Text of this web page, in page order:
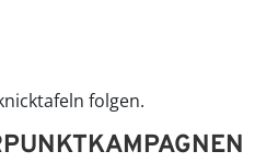
folgen.